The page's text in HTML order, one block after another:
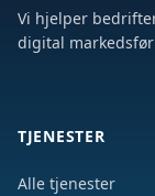
Vi hjelper
digital
TJENESTER
Alle tjenester